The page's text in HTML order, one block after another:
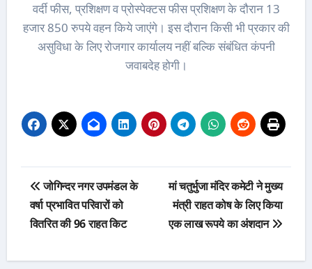
वर्दी फीस, प्रशिक्षण व प्रोस्पेक्टस फीस प्रशिक्षण के दौरान 13
हजार 850 रुपये वहन किये जाएंगे। इस दौरान किसी भी प्रकार की
असुविधा के लिए रोजगार कार्यालय नहीं बल्कि संबंधित कंपनी
जवाबदेह होगी।
Post
navigation
जोगिन्दर नगर उपमंडल के
वर्षा प्रभावित परिवारों को
वितरित की 96 राहत किट
मां चतुर्भुजा मंदिर कमेटी ने मुख्य
मंत्री राहत कोष के लिए किया
एक लाख रूपये का अंशदान